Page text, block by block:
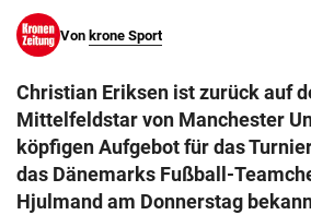
search
eingeben
Von krone Sport
Christian Eriksen ist zurück auf
Mittelfeldstar von Manchester
köpfigen Aufgebot für das
das Dänemarks Fußball-
Hjulmand am Donnerstag